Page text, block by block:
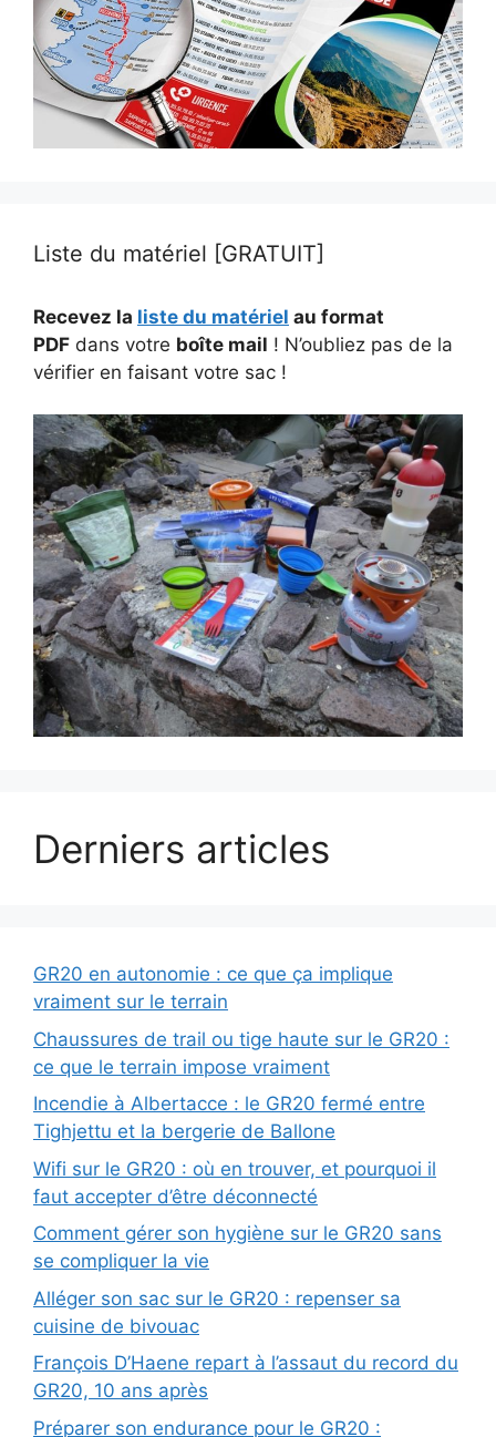
Liste du matériel [GRATUIT]
Recevez la liste du matériel au format
PDF dans votre boîte mail ! N’oubliez pas de la
vérifier en faisant votre sac !
Derniers articles
GR20 en autonomie : ce que ça implique
vraiment sur le terrain
Chaussures de trail ou tige haute sur le GR20 :
ce que le terrain impose vraiment
Incendie à Albertacce : le GR20 fermé entre
Tighjettu et la bergerie de Ballone
Wifi sur le GR20 : où en trouver, et pourquoi il
faut accepter d’être déconnecté
Comment gérer son hygiène sur le GR20 sans
se compliquer la vie
Alléger son sac sur le GR20 : repenser sa
cuisine de bivouac
François D’Haene repart à l’assaut du record du
GR20, 10 ans après
Préparer son endurance pour le GR20 :